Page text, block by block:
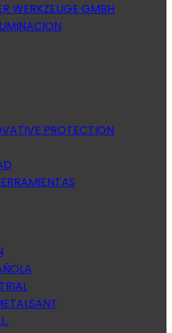
WERKZEUGE GMBH
PROTECTION